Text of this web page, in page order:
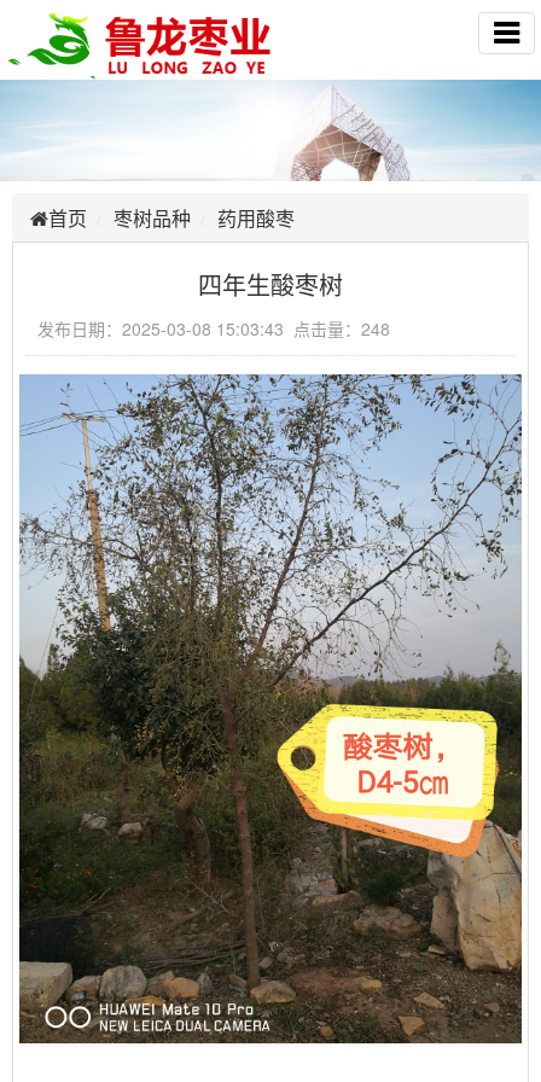
首页 枣树品种 药用酸枣
四年生酸枣树
发布日期：2025-03-08 15:03:43 点击量：248